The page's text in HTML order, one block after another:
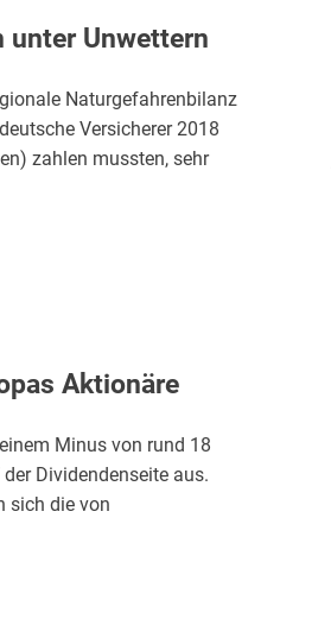
unter Unwettern
Naturgefahrenbilanz
Versicherer 2018
zahlen mussten, sehr
Aktionäre
Minus von rund 18
Dividendenseite aus.
sich die von